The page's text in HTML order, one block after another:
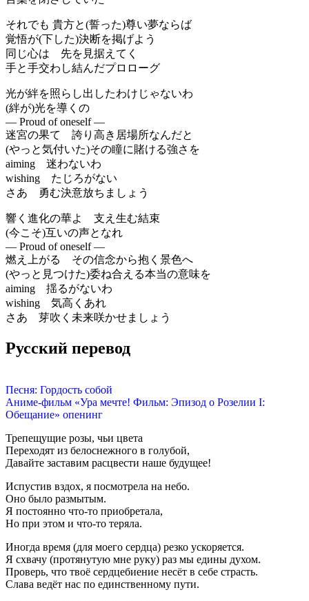
それでも 貴方と(誓った)尊い夢ならば
覚悟が(下した)決断を掲げよう
同じ心は 先を見据えてく
手と手交わし結んだプロローグ
光が絆を照らし出したわけじゃないわ
(絆が)光を導くの
— Proud of oneself —
迷宮の果て 誇り高き居場所なんだと
(やっと気付いた)その瞳に賭ける強さを
aiming 迷わないわ
wishing たじろがない
さあ 勇む決意放ちましょう
響く進化の華よ 支え生む結束
(今こそ)互いの声となれ
— Proud of oneself —
燃え上がる その信念から抱く景色へ
(やっと見つけた)委ね合える本当の意味を
aiming 揺るがないわ
wishing 気高くあれ
さあ 芽吹く未来咲かせましょう
Русский перевод
Песня: Гордость собой
Аниме-фильм «Ура мечте! Фильм: Эпизод о Розелии I:
Обещание» опенинг
Трепещущие розы, чьи цвета
Переходят из белоснежного в голубой,
Давайте заставим расцвести наше будущее!
Испустив вздох, я посмотрела на небо.
Оно было размытым.
Я постоянно что-то приобретала,
Но при этом и что-то теряла.
Иногда время (для моего сердца) резко ускоряется.
Я схвачу (протянутую мне руку) раз мы едины духом.
Проверь, что твоё сердцебиение несёт в себе страсть.
Слава ведёт нас по единственному пути.